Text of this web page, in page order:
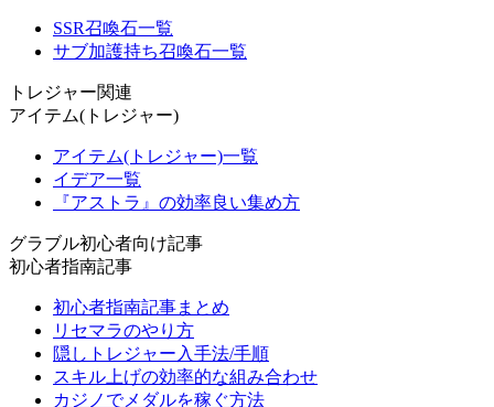
SSR召喚石一覧
サブ加護持ち召喚石一覧
トレジャー関連
アイテム(トレジャー)
アイテム(トレジャー)一覧
イデア一覧
『アストラ』の効率良い集め方
グラブル初心者向け記事
初心者指南記事
初心者指南記事まとめ
リセマラのやり方
隠しトレジャー入手法/手順
スキル上げの効率的な組み合わせ
カジノでメダルを稼ぐ方法